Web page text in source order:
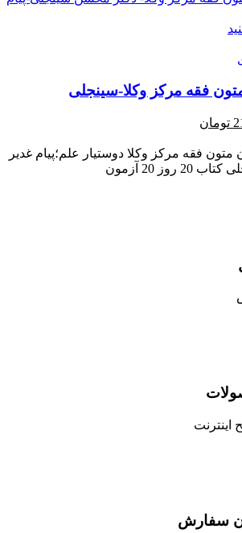
235,000 تومان
تومان
211,500 تومان
است.
روز 20 آزمون متون فقه مرکز وکلا دوستیار علم؛پیام غدیر
20 آزمون
سفارش